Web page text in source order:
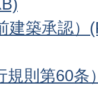
建築承認）
規則第60条